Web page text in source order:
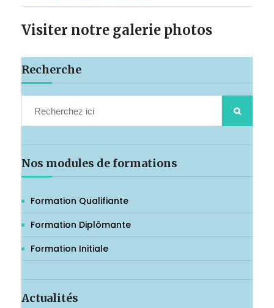
Visiter notre galerie photos
Recherche
Nos modules de formations
Formation Qualifiante
Formation Diplômante
Formation Initiale
Actualités